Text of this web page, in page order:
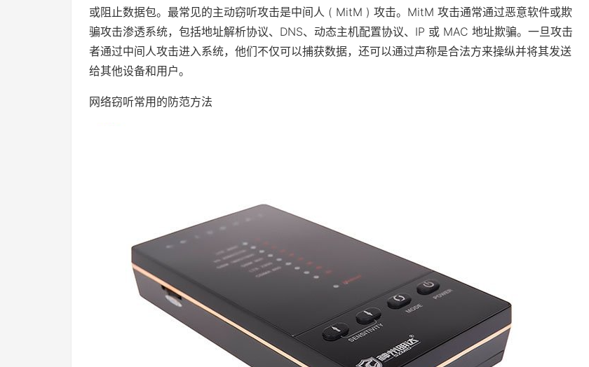
或阻止数据包。最常见的主动窃听攻击是中间人 ( MitM ) 攻击。MitM 攻击通常通过恶意软件或欺
骗攻击渗透系统，包括地址解析协议、DNS、动态主机配置协议、IP 或 MAC 地址欺骗。一旦攻击
者通过中间人攻击进入系统，他们不仅可以捕获数据，还可以通过声称是合法方来操纵并将其发送
给其他设备和用户。
网络窃听常用的防范方法